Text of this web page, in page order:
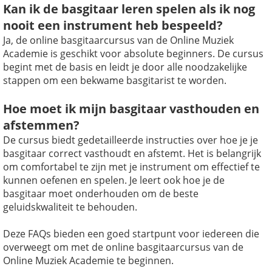
Kan ik de basgitaar leren spelen als ik nog
nooit een instrument heb bespeeld?
Ja, de online basgitaarcursus van de Online Muziek
Academie is geschikt voor absolute beginners. De cursus
begint met de basis en leidt je door alle noodzakelijke
stappen om een bekwame basgitarist te worden.
Hoe moet ik mijn basgitaar vasthouden en
afstemmen?
De cursus biedt gedetailleerde instructies over hoe je je
basgitaar correct vasthoudt en afstemt. Het is belangrijk
om comfortabel te zijn met je instrument om effectief te
kunnen oefenen en spelen. Je leert ook hoe je de
basgitaar moet onderhouden om de beste
geluidskwaliteit te behouden.
Deze FAQs bieden een goed startpunt voor iedereen die
overweegt om met de online basgitaarcursus van de
Online Muziek Academie te beginnen.